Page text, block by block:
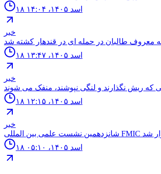
۱۸ اسد ۱۴۰۵، ۱۴:۰۴
خبر
۱۸ اسد ۱۴۰۵، ۱۳:۴۷
خبر
۱۸ اسد ۱۴۰۵، ۱۲:۱۵
خبر
۱۸ اسد ۱۴۰۵، ۰۵:۱۰